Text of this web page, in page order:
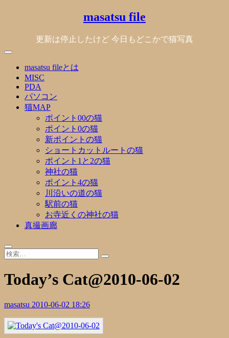
masatsu file
更新は停止したけど 今日もどこかで猫写真
masatsu fileとは
MISC
PDA
パソコン
猫MAP
ポイント00の猫
ポイント0の猫
新ポイントの猫
ショートカットルートの猫
ポイント1と2の猫
神社の猫
ポイント4の猫
川沿いの道の猫
駅前の猫
お寺近くの神社の猫
真撮画廊
Today’s Cat@2010-06-02
masatsu 2010-06-02 18:26